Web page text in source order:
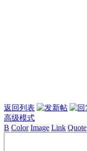
返回列表
高级模式
B Color Image Link Quote